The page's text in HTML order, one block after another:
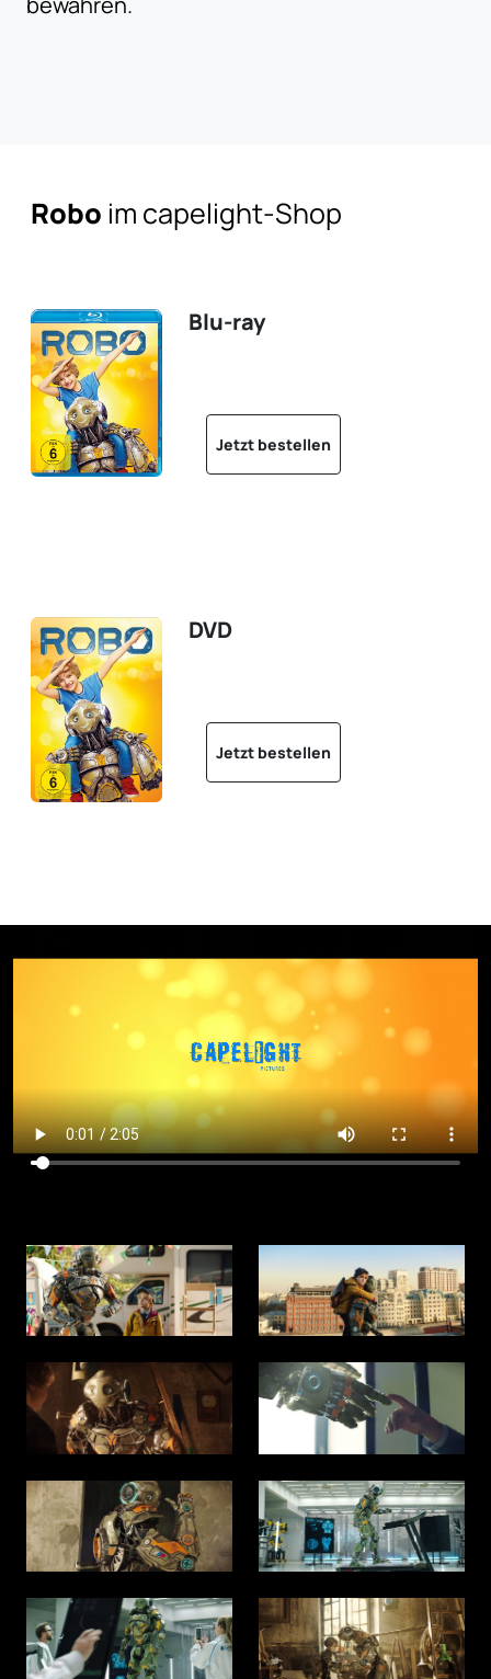
Robo im capelight-Shop
Blu-ray
Jetzt bestellen
DVD
Jetzt bestellen